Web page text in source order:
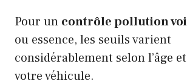
Pour un contrôle pollution
ou essence, les seuils varient
considérablement selon l’âge
votre véhicule.